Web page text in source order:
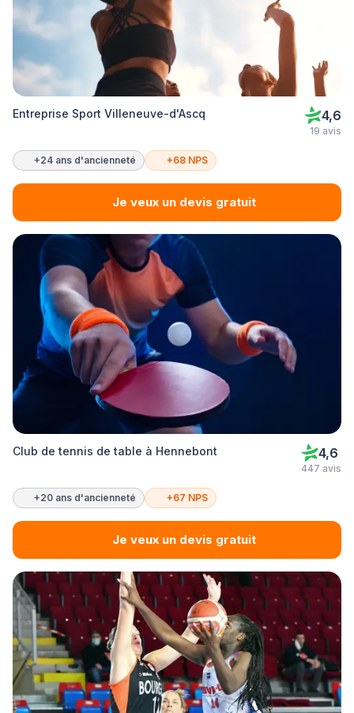
Entreprise Sport Villeneuve-d'Ascq 4,6
19 avis
+24 ans d'ancienneté +68 NPS
Je veux un devis gratuit
Club de tennis de table à Hennebont 4,6
447 avis
+20 ans d'ancienneté +67 NPS
Je veux un devis gratuit